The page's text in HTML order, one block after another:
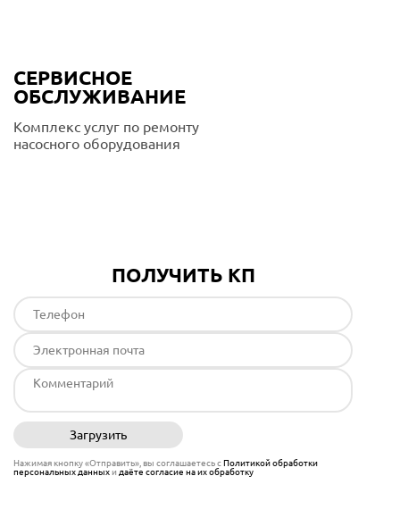
СЕРВИСНОЕ
ОБСЛУЖИВАНИЕ
Комплекс услуг по ремонту
насосного оборудования
ПОЛУЧИТЬ КП
Загрузить
Нажимая кнопку «Отправить», вы соглашаетесь сПолитикой обработки
персональных данныхи даёте согласие на их обработку